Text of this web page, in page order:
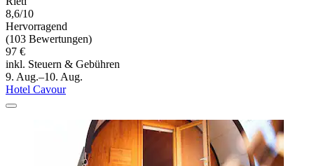
8,6/10
Hervorragend
(103 Bewertungen)
97 €
inkl. Steuern & Gebühren
9. Aug.–10. Aug.
Hotel Cavour